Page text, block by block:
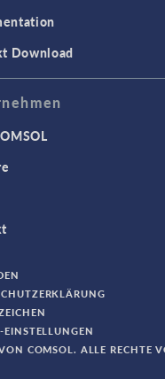
Download
EINSTELLUNGEN
COMSOL. ALLE RECHTE